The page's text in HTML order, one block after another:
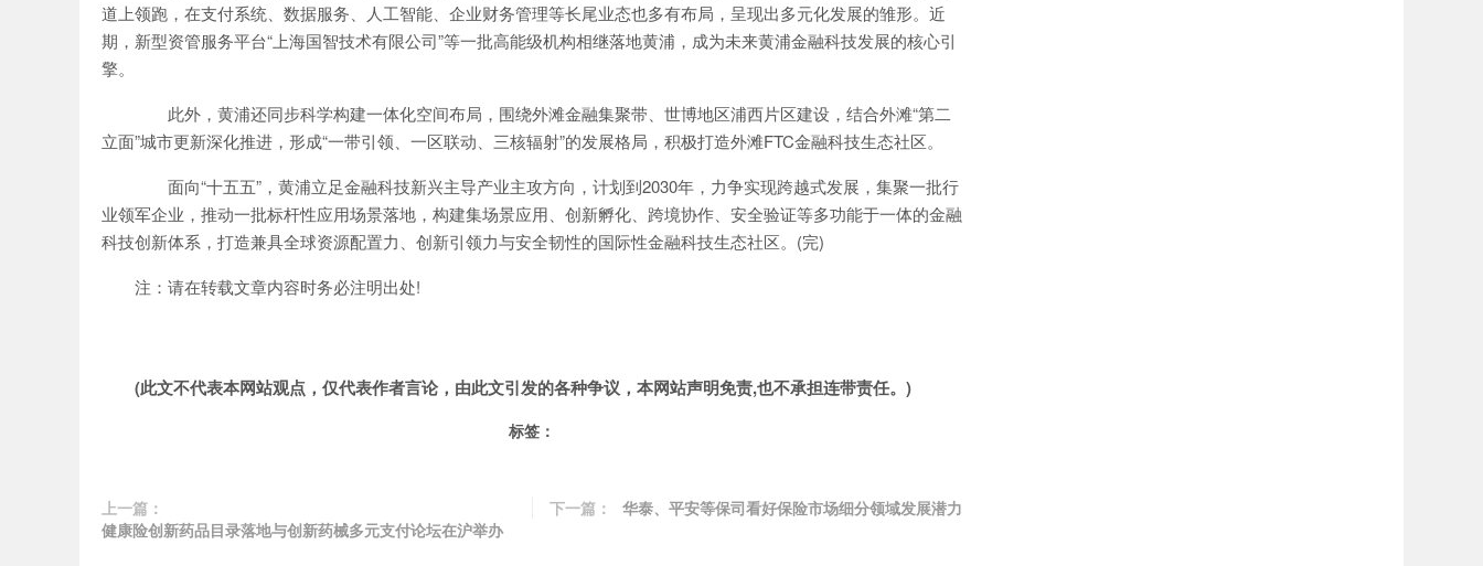
道上领跑，在支付系统、数据服务、人工智能、企业财务管理等长尾业态也多有布局，呈现出多元化发展的雏形。近
期，新型资管服务平台“上海国智技术有限公司”等一批高能级机构相继落地黄浦，成为未来黄浦金融科技发展的核心引
擎。
此外，黄浦还同步科学构建一体化空间布局，围绕外滩金融集聚带、世博地区浦西片区建设，结合外滩“第二
立面”城市更新深化推进，形成“一带引领、一区联动、三核辐射”的发展格局，积极打造外滩FTC金融科技生态社区。
面向“十五五”，黄浦立足金融科技新兴主导产业主攻方向，计划到2030年，力争实现跨越式发展，集聚一批行
业领军企业，推动一批标杆性应用场景落地，构建集场景应用、创新孵化、跨境协作、安全验证等多功能于一体的金融
科技创新体系，打造兼具全球资源配置力、创新引领力与安全韧性的国际性金融科技生态社区。(完)
注：请在转载文章内容时务必注明出处!
(此文不代表本网站观点，仅代表作者言论，由此文引发的各种争议，本网站声明免责,也不承担连带责任。)
标签：
上一篇：
健康险创新药品目录落地与创新药械多元支付论坛在沪举办
下一篇： 华泰、平安等保司看好保险市场细分领域发展潜力